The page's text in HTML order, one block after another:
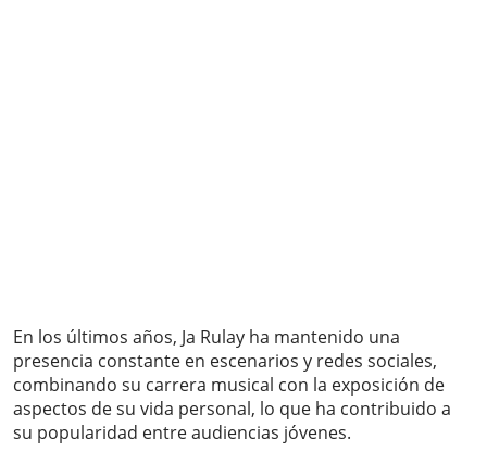
En los últimos años, Ja Rulay ha mantenido una
presencia constante en escenarios y redes sociales,
combinando su carrera musical con la exposición de
aspectos de su vida personal, lo que ha contribuido a
su popularidad entre audiencias jóvenes.